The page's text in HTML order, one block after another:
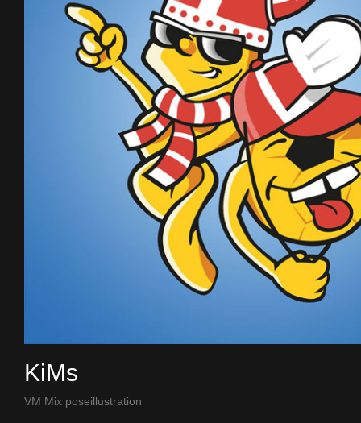
KiMs
VM Mix poseillustration